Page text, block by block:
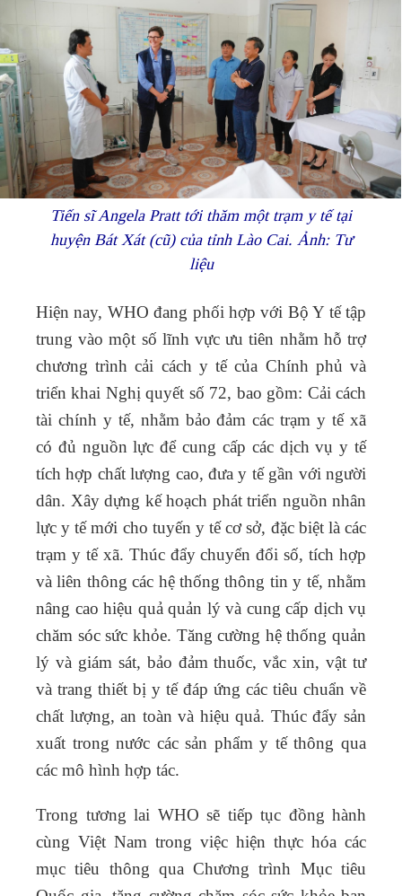
Tiến sĩ Angela Pratt tới thăm một trạm y tế tại
huyện Bát Xát (cũ) của tỉnh Lào Cai. Ảnh: Tư
liệu
Hiện nay, WHO đang phối hợp với Bộ Y tế tập
trung vào một số lĩnh vực ưu tiên nhằm hỗ trợ
chương trình cải cách y tế của Chính phủ và
triển khai Nghị quyết số 72, bao gồm: Cải cách
tài chính y tế, nhằm bảo đảm các trạm y tế xã
có đủ nguồn lực để cung cấp các dịch vụ y tế
tích hợp chất lượng cao, đưa y tế gần với người
dân. Xây dựng kế hoạch phát triển nguồn nhân
lực y tế mới cho tuyến y tế cơ sở, đặc biệt là các
trạm y tế xã. Thúc đẩy chuyển đổi số, tích hợp
và liên thông các hệ thống thông tin y tế, nhằm
nâng cao hiệu quả quản lý và cung cấp dịch vụ
chăm sóc sức khỏe. Tăng cường hệ thống quản
lý và giám sát, bảo đảm thuốc, vắc xin, vật tư
và trang thiết bị y tế đáp ứng các tiêu chuẩn về
chất lượng, an toàn và hiệu quả. Thúc đẩy sản
xuất trong nước các sản phẩm y tế thông qua
các mô hình hợp tác.
Trong tương lai WHO sẽ tiếp tục đồng hành
cùng Việt Nam trong việc hiện thực hóa các
mục tiêu thông qua Chương trình Mục tiêu